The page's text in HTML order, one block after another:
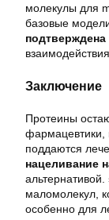
молекулы для
базовые
подтверждена
Заключение
Протеины
фармацевтики,
поддаются
нацеливание
альтернативой.
маломолекул,
особенно для